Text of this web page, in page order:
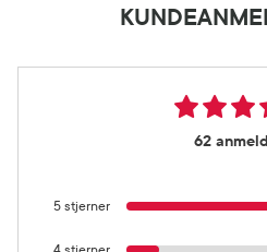
62
5 stjerner